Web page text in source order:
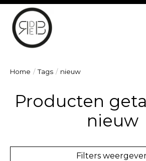
Home / Tags / nieuw
Producten
nieuw
Filters